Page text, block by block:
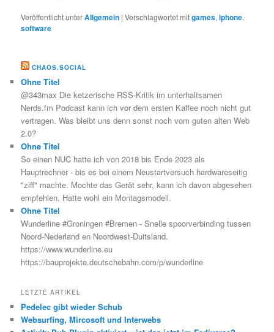
Veröffentlicht unterAllgemein |Verschlagwortet mitgames,iphone,
software
CHAOS.SOCIAL
Ohne Titel
@343max Die ketzerische RSS-Kritik im unterhaltsamen
Nerds.fm Podcast kann ich vor dem ersten Kaffee noch nicht gut
vertragen. Was bleibt uns denn sonst noch vom guten alten Web
2.0?
Ohne Titel
So einen NUC hatte ich von 2018 bis Ende 2023 als
Hauptrechner - bis es bei einem Neustartversuch hardwareseitig
"ziff" machte. Mochte das Gerät sehr, kann ich davon abgesehen
empfehlen. Hatte wohl ein Montagsmodell.
Ohne Titel
Wunderline #Groningen #Bremen - Snelle spoorverbinding tussen
Noord-Nederland en Noordwest-Duitsland.
https://www.wunderline.eu
https://bauprojekte.deutschebahn.com/p/wunderline
LETZTE ARTIKEL
Pedelec gibt wieder Schub
Websurfing, Mircosoft und Interwebs